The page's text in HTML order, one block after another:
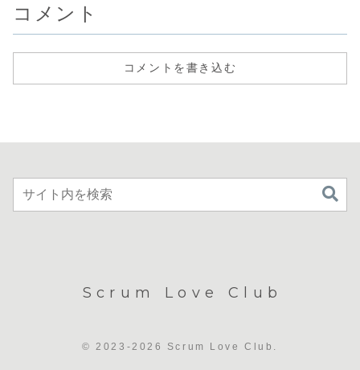
コメント
コメントを書き込む
Scrum Love Club
© 2023-2026 Scrum Love Club.